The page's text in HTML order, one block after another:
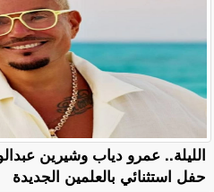
الليلة.. عمرو دياب وشيرين
حفل استثنائي بالعلمين الجديدة